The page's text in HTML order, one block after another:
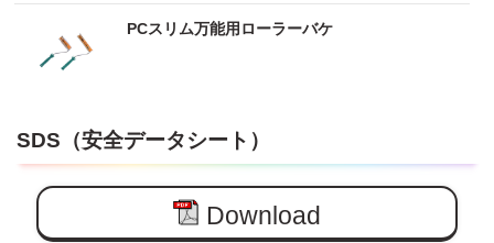
PCスリム万能用ローラーバケ
SDS（安全データシート）
Download